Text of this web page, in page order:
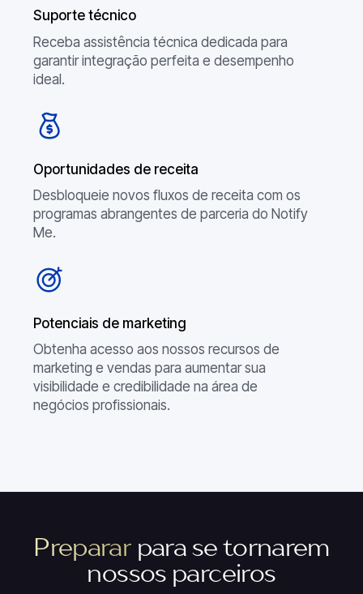
Suporte técnico
Receba assistência técnica dedicada para
garantir integração perfeita e desempenho
ideal.
Oportunidades de receita
Desbloqueie novos fluxos de receita com os
programas abrangentes de parceria do Notify
Me.
Potenciais de marketing
Obtenha acesso aos nossos recursos de
marketing e vendas para aumentar sua
visibilidade e credibilidade na área de
negócios profissionais.
Preparar para se tornarem
nossos parceiros